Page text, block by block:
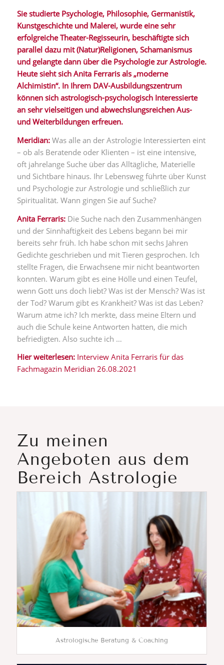
Sie studierte Psychologie, Philosophie, Germanistik,
Kunstgeschichte und Malerei, wurde eine sehr
erfolgreiche Theater-Regisseurin, beschäftigte sich
parallel dazu mit (Natur)Religionen, Schamanismus
und gelangte dann über die Psychologie zur Astrologie.
Heute sieht sich Anita Ferraris als „moderne
Alchimistin“. In Ihrem DAV-Ausbildungszentrum
können sich astrologisch-psychologisch Interessierte
an sehr vielseitigen und abwechslungsreichen Aus-
und Weiterbildungen erfreuen.
Meridian:Was alle an der Astrologie Interessierten eint
– ob als Beratende oder Klienten – ist eine intensive,
oft jahrelange Suche über das Alltägliche, Materielle
und Sichtbare hinaus. Ihr Lebensweg führte über Kunst
und Psychologie zur Astrologie und schließlich zur
Spiritualität. Wann gingen Sie auf Suche?
Anita Ferraris:Die Suche nach den Zusammenhängen
und der Sinnhaftigkeit des Lebens begann bei mir
bereits sehr früh. Ich habe schon mit sechs Jahren
Gedichte geschrieben und mit Tieren gesprochen. Ich
stellte Fragen, die Erwachsene mir nicht beantworten
konnten. Warum gibt es eine Hölle und einen Teufel,
wenn Gott uns doch liebt? Was ist der Mensch? Was ist
der Tod? Warum gibt es Krankheit? Was ist das Leben?
Warum atme ich? Ich merkte, dass meine Eltern und
auch die Schule keine Antworten hatten, die mich
befriedigten. Also suchte ich …
Hier weiterlesen: Interview Anita Ferraris für das
Fachmagazin Meridian 26.08.2021
Zu meinen
Angeboten aus dem
Bereich Astrologie
Astrologische Beratung & Coaching